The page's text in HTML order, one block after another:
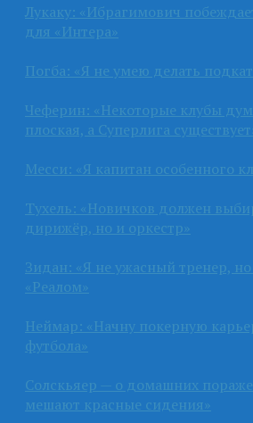
Лукаку: «Ибрагимович
для «Интера»
Погба: «Я не умею делать
Чеферин: «Некоторые клубы
плоская, а Суперлига
Месси: «Я капитан особенного
Тухель: «Новичков должен
дирижёр, но и оркестр»
Зидан: «Я не ужасный тренер,
«Реалом»
Неймар: «Начну покерную
футбола»
Солскьяер — о домашних
мешают красные сидения»